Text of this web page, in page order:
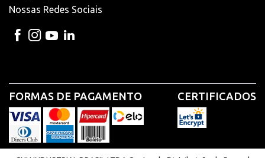
Nossas Redes Sociais
FORMAS DE PAGAMENTO CERTIFICADOS